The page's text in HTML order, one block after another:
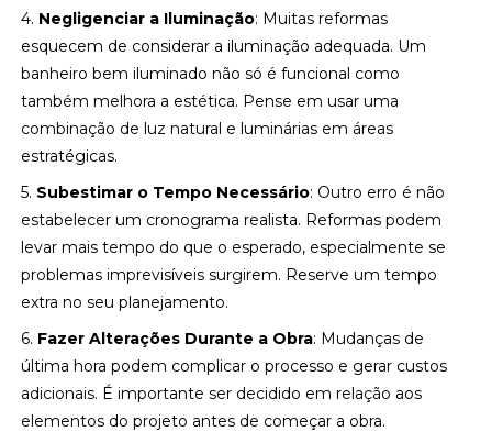
4. Negligenciar a Iluminação: Muitas reformas
esquecem de considerar a iluminação adequada. Um
banheiro bem iluminado não só é funcional como
também melhora a estética. Pense em usar uma
combinação de luz natural e luminárias em áreas
estratégicas.
5. Subestimar o Tempo Necessário: Outro erro é não
estabelecer um cronograma realista. Reformas podem
levar mais tempo do que o esperado, especialmente se
problemas imprevisíveis surgirem. Reserve um tempo
extra no seu planejamento.
6. Fazer Alterações Durante a Obra: Mudanças de
última hora podem complicar o processo e gerar custos
adicionais. É importante ser decidido em relação aos
elementos do projeto antes de começar a obra.